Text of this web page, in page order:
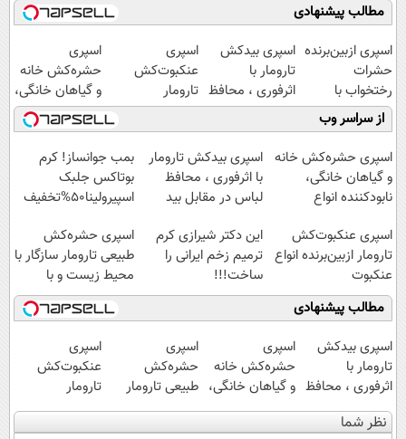
مطالب پیشنهادی
اسپری ازبین‌برنده
حشرات
رختخواب با
فرمول پیشرفته،
مقابله با انواع
ساس
اسپری بیدکش
تارومار با
اثرفوری ، محافظ
لباس در مقابل
بید
اسپری
عنکبوت‌‌کش
تارومار
ازبین‌برنده انواع
عنکبوت
اسپری
حشره‌کش خانه
و گیاهان خانگی،
نابودکننده انواع
حشرات خانگی و
آفات
از سراسر وب
اسپری حشره‌کش خانه
و گیاهان خانگی،
نابودکننده انواع
اسپری بیدکش تارومار
با اثرفوری ، محافظ
لباس در مقابل بید
بمب جوانساز! کرم
بوتاکس جلبک
اسپیرولینا50%تخفیف
اسپری عنکبوت‌‌کش
تارومار ازبین‌برنده انواع
عنکبوت
این دکتر شیرازی کرم
ترمیم زخم ایرانی را
ساخت!!!
اسپری حشره‌کش
طبیعی تارومار سازگار با
محیط زیست و با
محافظت طبیعی
مطالب پیشنهادی
اسپری بیدکش
تارومار با
اثرفوری ، محافظ
لباس در مقابل
بید
اسپری
حشره‌کش خانه
و گیاهان خانگی،
نابودکننده انواع
حشرات خانگی و
اسپری
حشره‌کش
طبیعی تارومار
سازگار با محیط
زیست و با
اسپری
عنکبوت‌‌کش
تارومار
ازبین‌برنده انواع
عنکبوت
نظر شما